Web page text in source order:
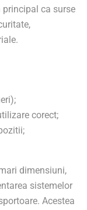
ca surse
corect;
dimensiuni,
sistemelor
Acestea